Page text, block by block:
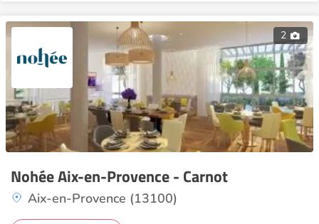
2
Nohée Aix-en-Provence - Carnot
Aix-en-Provence (13100)